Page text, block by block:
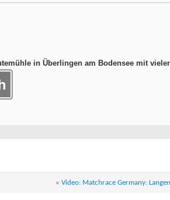
in Überlingen am Bodensee mit
« Video: Matchrace Germany: